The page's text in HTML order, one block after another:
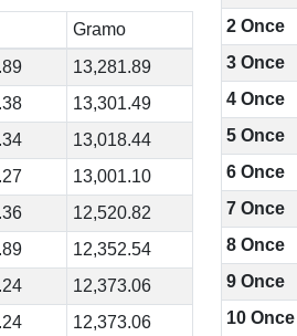
Gramo
13,281.89
13,301.49
13,018.44
13,001.10
12,520.82
12,352.54
12,373.06
12,373.06
2 Once
3 Once
4 Once
5 Once
6 Once
7 Once
8 Once
9 Once
10 Once